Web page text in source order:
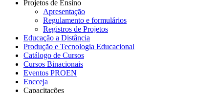
Projetos de Ensino
Apresentação
Regulamento e formulários
Registros de Projetos
Educação a Distância
Produção e Tecnologia Educacional
Catálogo de Cursos
Cursos Binacionais
Eventos PROEN
Encceja
Capacitações